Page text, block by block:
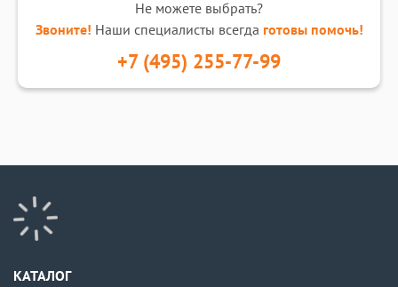
Не можете выбрать?
Звоните! Наши специалисты всегда готовы помочь!
+7 (495) 255-77-99
КАТАЛОГ